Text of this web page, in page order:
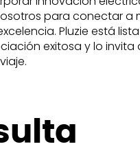
para conectar a
Pluzie está
exitosa y lo invita